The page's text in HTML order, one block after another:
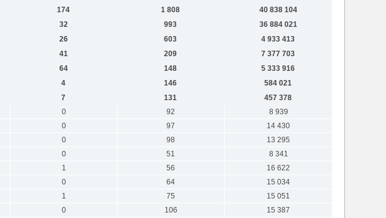
174 1 808
40 838 104
32 993
36 884 021
26 603
4 933 413
41 209
7 377 703
64 148
5 333 916
4 146
584 021
7 131
457 378
0 92
8 939
0 97
14 430
0 98
13 295
0 51
8 341
1 56
16 622
0 64
15 034
1 75
15 051
0 106
15 387